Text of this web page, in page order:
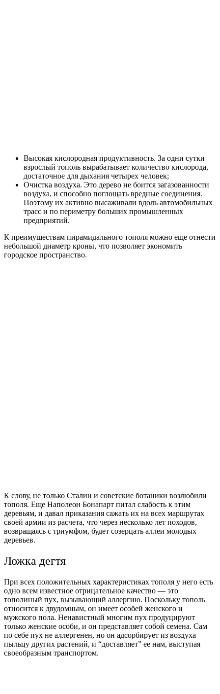
Высокая кислородная продуктивность. За одни сутки
взрослый тополь вырабатывает количество кислорода,
достаточное для дыхания четырех человек;
Очистка воздуха. Это дерево не боится загазованности
воздуха, и способно поглощать вредные соединения.
Поэтому их активно высаживали вдоль автомобильных
трасс и по периметру больших промышленных
предприятий.
К преимуществам пирамидального тополя можно еще отнести
небольшой диаметр кроны, что позволяет экономить
городское пространство.
К слову, не только Сталин и советские ботаники возлюбили
тополя. Еще Наполеон Бонапарт питал слабость к этим
деревьям, и давал приказания сажать их на всех маршрутах
своей армии из расчета, что через несколько лет походов,
возвращаясь с триумфом, будет созерцать аллеи молодых
деревьев.
Ложка дегтя
При всех положительных характеристиках тополя у него есть
одно всем известное отрицательное качество — это
тополиный пух, вызывающий аллергию. Поскольку тополь
относится к двудомным, он имеет особей женского и
мужского пола. Ненавистный многим пух продуцируют
только женские особи, и он представляет собой семена. Сам
по себе пух не аллергенен, но он адсорбирует из воздуха
пыльцу других растений, и “доставляет” ее нам, выступая
своеобразным транспортом.